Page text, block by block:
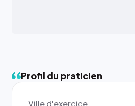
Profil du praticien
Ville d'exercice